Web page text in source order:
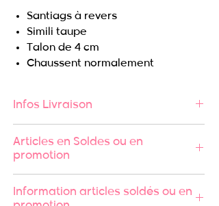
Santiags à revers
Simili taupe
Talon de 4 cm
Chaussent normalement
Infos Livraison
🔄 Retours acceptés
💳 Paiement en plusieurs fois
📦 Livraison offerte dès 99€ en
Articles en Soldes ou en
promotion
en promotion ne sont ni repris, ni
Information articles soldés ou en